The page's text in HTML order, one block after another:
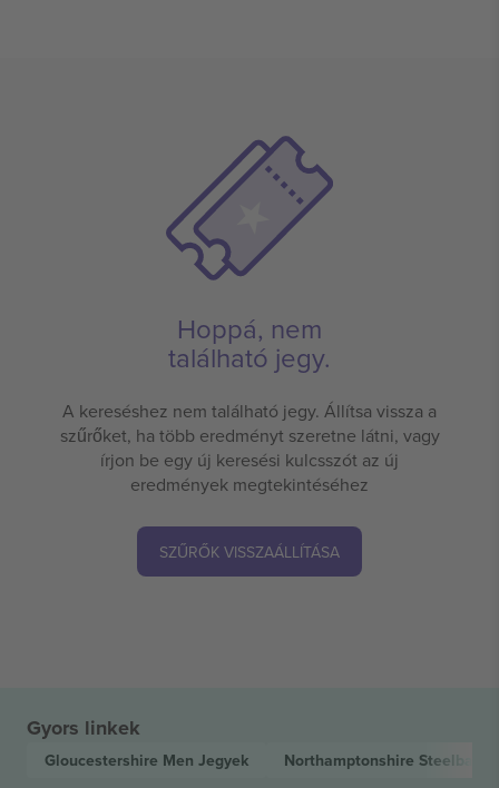
Hoppá, nem
található jegy.
A kereséshez nem található jegy. Állítsa vissza a
szűrőket, ha több eredményt szeretne látni, vagy
írjon be egy új keresési kulcsszót az új
eredmények megtekintéséhez
SZŰRŐK VISSZAÁLLÍTÁSA
Gyors linkek
Gloucestershire Men Jegyek Northamptonshire